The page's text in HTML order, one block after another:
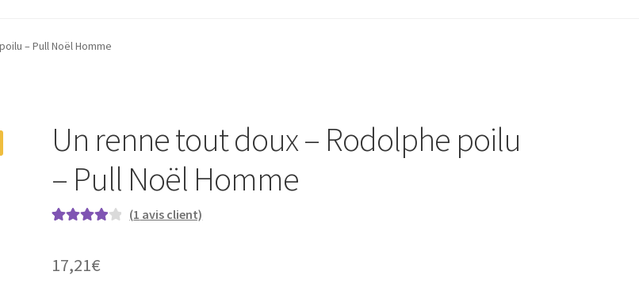
– Pull Noël Homme
Un renne tout doux – Rodolphe poilu
– Pull Noël Homme
sur
(1 avis client)
17,21€